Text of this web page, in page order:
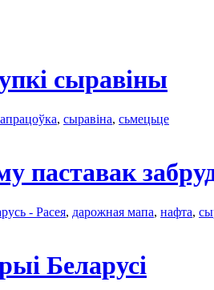
сыравіны
, сыравіна, сьмецьце
паставак
- Расея, дарожная мапа, нафта,
Беларусі